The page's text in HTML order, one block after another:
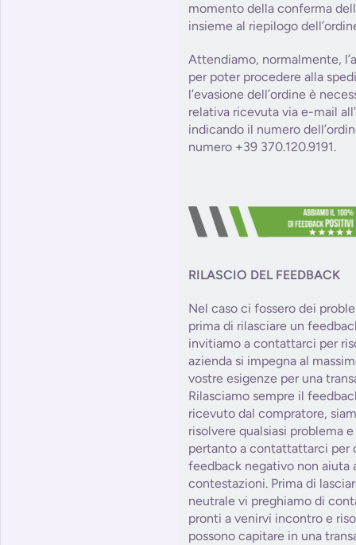
momento della conferma
insieme al riepilogo
Attendiamo, normalmente,
per poter procedere alla
l’evasione dell’ordine è
relativa ricevuta via e-mail
indicando il numero
numero +39 370.120.9191.
RILASCIO DEL FEEDBACK
Nel caso ci fossero dei
prima di rilasciare un
invitiamo a contattarci per
azienda si impegna al
vostre esigenze per una
Rilasciamo sempre il
ricevuto dal compratore,
risolvere qualsiasi problema
pertanto a contattattarci per
feedback negativo non aiuta
contestazioni. Prima di
neutrale vi preghiamo di
pronti a venirvi incontro e
possono capitare in una